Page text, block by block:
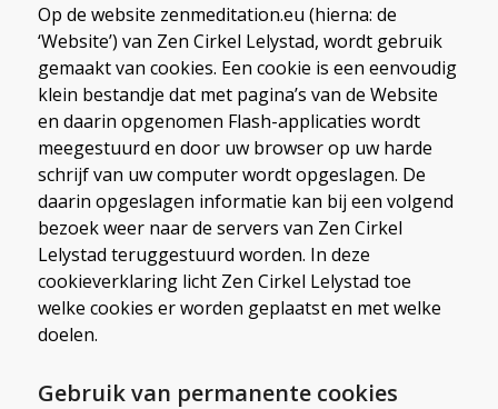
Op de website zenmeditation.eu (hierna: de
‘Website’) van Zen Cirkel Lelystad, wordt gebruik
gemaakt van cookies. Een cookie is een eenvoudig
klein bestandje dat met pagina’s van de Website
en daarin opgenomen Flash-applicaties wordt
meegestuurd en door uw browser op uw harde
schrijf van uw computer wordt opgeslagen. De
daarin opgeslagen informatie kan bij een volgend
bezoek weer naar de servers van Zen Cirkel
Lelystad teruggestuurd worden. In deze
cookieverklaring licht Zen Cirkel Lelystad toe
welke cookies er worden geplaatst en met welke
doelen.
Gebruik van permanente cookies